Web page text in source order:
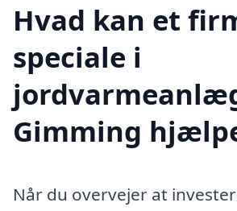
Hvad kan et
speciale i
Gimming
Når du overvejer at